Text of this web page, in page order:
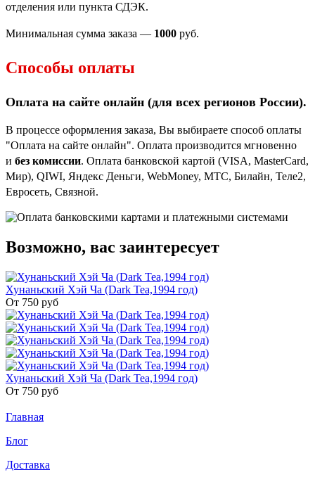
отделения или пункта СДЭК.
Минимальная сумма заказа — 1000 руб.
Способы оплаты
Оплата на сайте онлайн (для всех регионов России).
В процессе оформления заказа, Вы выбираете способ оплаты
"Оплата на сайте онлайн". Оплата производится мгновенно
и без комиссии. Оплата банковской картой (VISA, MasterCard,
Мир), QIWI, Яндекс Деньги, WebMoney, МТС, Билайн, Теле2,
Евросеть, Связной.
Возможно, вас заинтересует
Хунаньский Хэй Ча (Dark Tea,1994 год)
От 750 руб
Хунаньский Хэй Ча (Dark Tea,1994 год)
От 750 руб
Главная
Блог
Доставка